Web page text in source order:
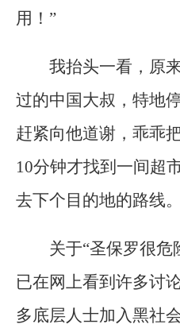
用！”
我抬头一看，原
过的中国大叔，特地
赶紧向他道谢，乖乖
10分钟才找到一间超
去下个目的地的路线。
关于“圣保罗很危
已在网上看到许多讨
多底层人士加入黑社